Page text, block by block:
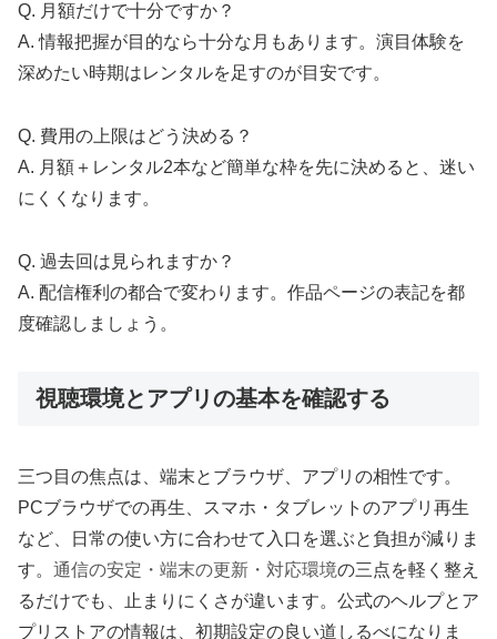
Q. 月額だけで十分ですか？
A. 情報把握が目的なら十分な月もあります。演目体験を
深めたい時期はレンタルを足すのが目安です。
Q. 費用の上限はどう決める？
A. 月額＋レンタル2本など簡単な枠を先に決めると、迷い
にくくなります。
Q. 過去回は見られますか？
A. 配信権利の都合で変わります。作品ページの表記を都
度確認しましょう。
視聴環境とアプリの基本を確認する
三つ目の焦点は、端末とブラウザ、アプリの相性です。
PCブラウザでの再生、スマホ・タブレットのアプリ再生
など、日常の使い方に合わせて入口を選ぶと負担が減りま
す。 通信の安定・端末の更新・対応環境の三点を軽く整え
るだけでも、止まりにくさが違います。公式のヘルプとア
プリストアの情報は、初期設定の良い道しるべになりま